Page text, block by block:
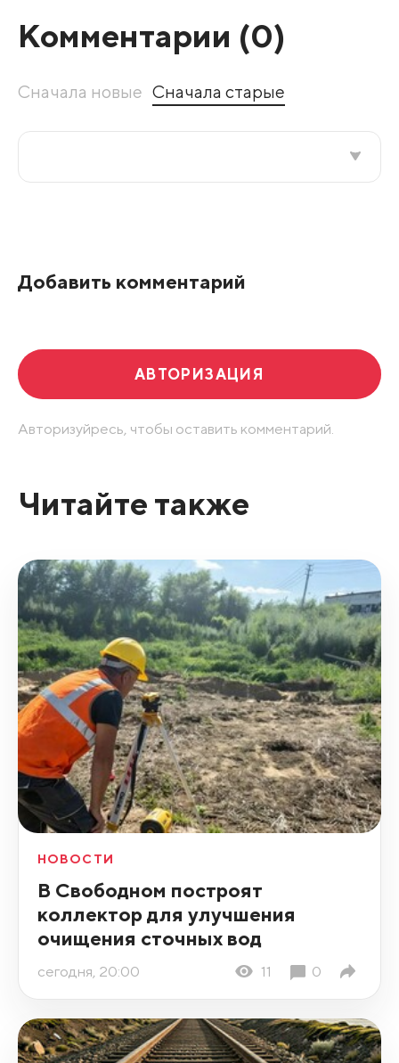
Комментарии (0)
Сначала новые Сначала старые
Добавить комментарий
АВТОРИЗАЦИЯ
Авторизуйресь, чтобы оставить комментарий.
Читайте также
НОВОСТИ
В Свободном построят
коллектор для улучшения
очищения сточных вод
сегодня, 20:00 11 0